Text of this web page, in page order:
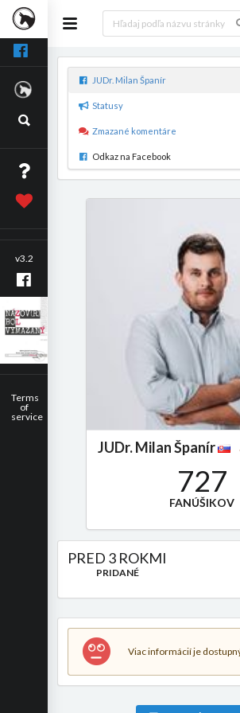
v3.2
Terms
of
service
JUDr. Milan Španír
Statusy
Zmazané komentáre
Odkaz na Facebook
JUDr. Milan Španír
727
FANÚŠIKOV
PRED 3 ROKMI
PRIDANÉ
Viac informácií je